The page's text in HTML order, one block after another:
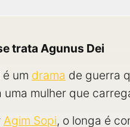
trata Agunus Dei
um drama de guerra
uma mulher que
Agim Sopi, o longa é